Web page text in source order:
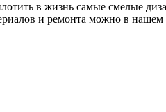
в жизнь самые смелые
и ремонта можно в